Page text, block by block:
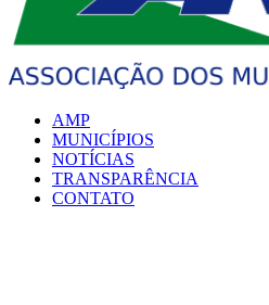
AMP
MUNICÍPIOS
NOTÍCIAS
TRANSPARÊNCIA
CONTATO